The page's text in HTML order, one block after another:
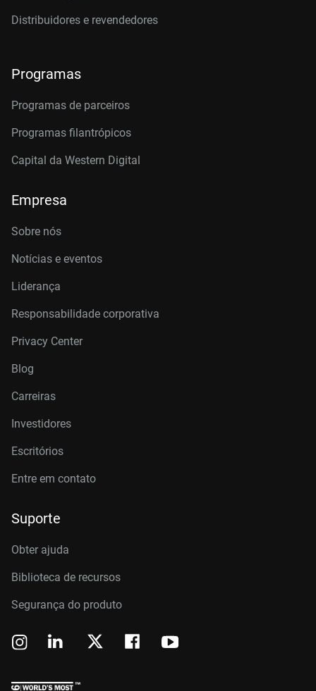
Distribuidores e revendedores
Programas
Programas de parceiros
Programas filantrópicos
Capital da Western Digital
Empresa
Sobre nós
Notícias e eventos
Liderança
Responsabilidade corporativa
Privacy Center
Blog
Carreiras
Investidores
Escritórios
Entre em contato
Suporte
Obter ajuda
Biblioteca de recursos
Segurança do produto